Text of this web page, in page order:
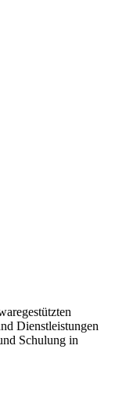
Dienstleistungen
Schulung in